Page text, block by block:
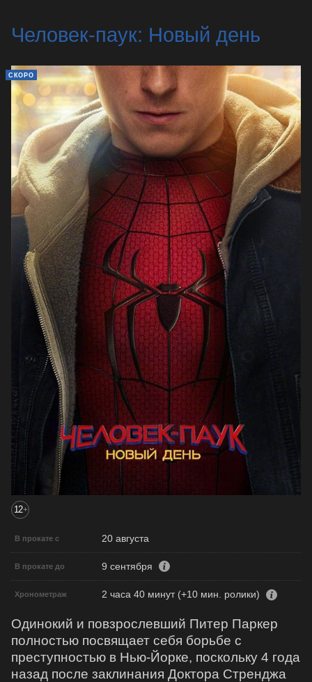
Человек-паук: Новый день
СКОРО
12+
В прокате с 20 августа
В прокате до 9 сентября
Хронометраж 2 часа 40 минут (+10 мин. ролики)
Одинокий и повзрослевший Питер Паркер
полностью посвящает себя борьбе с
преступностью в Нью-Йорке, поскольку 4 года
назад после заклинания Доктора Стренджа